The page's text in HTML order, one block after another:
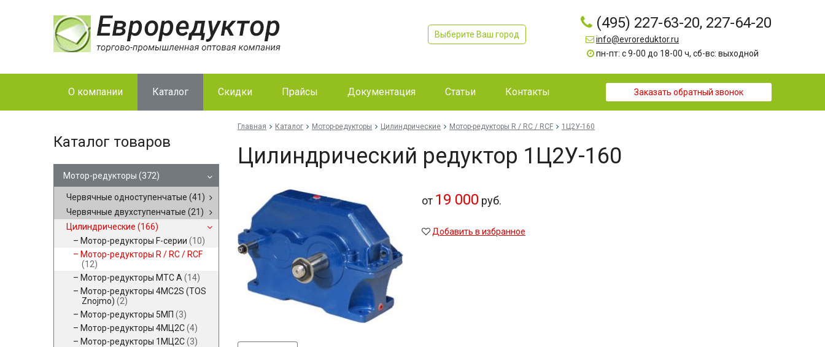
Выберите Ваш город
(495) 227-63-20, 227-64-20
info@evroreduktor.ru
пн-пт: с 9-00 до 18-00 ч, сб-вс: выходной
О компании Каталог Скидки Прайсы Документация Статьи Контакты Заказать обратный звонок
Каталог товаров
Мотор-редукторы (372)
Червячные одноступенчатые (41)
Червячные двухступенчатые (21)
Цилиндрические (166)
Мотор-редукторы F-серии (10)
Мотор-редукторы R / RC / RCF
(12)
Мотор-редукторы MTC A (14)
Мотор-редукторы 4MC2S (TOS
Znojmo) (2)
Мотор-редукторы 5МП (3)
Мотор-редукторы 4МЦ2С(4)
Мотор-редукторы 1МЦ2С(3)
Главная Каталог Мотор-редукторы Цилиндрические Мотор-редукторы R / RC / RCF 1Ц2У-160
Цилиндрический редуктор 1Ц2У-160
от 19 000 руб.
Добавить в избранное